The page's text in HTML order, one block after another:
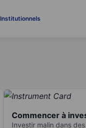
Institutionnels
Commencer à
Investir malin dans